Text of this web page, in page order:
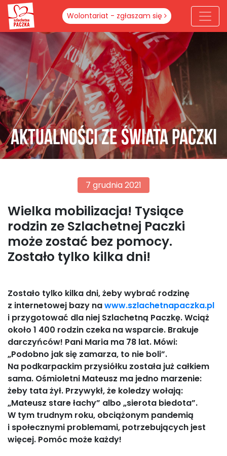
Wolontariat - zgłaszam się
Aktualności ze świata paczki
7 grudnia 2021
Wielka mobilizacja! Tysiące
rodzin ze Szlachetnej Paczki
może zostać bez pomocy.
Zostało tylko kilka dni!
Zostało tylko kilka dni, żeby wybrać rodzinę
z internetowej bazy nawww.szlachetnapaczka.pl
i przygotować dla niej Szlachetną Paczkę. Wciąż
około 1 400 rodzin czeka na wsparcie. Brakuje
darczyńców! Pani Maria ma 78 lat. Mówi:
„Podobno jak się zamarza, to nie boli”.
Na podkarpackim przysiółku została już całkiem
sama. Ośmioletni Mateusz ma jedno marzenie:
żeby tata żył. Przywykł, że koledzy wołają:
„Mateusz stare łachy” albo „sierota biedota”.
W tym trudnym roku, obciążonym pandemią
i społecznymi problemami, potrzebujących jest
więcej. Pomóc może każdy!